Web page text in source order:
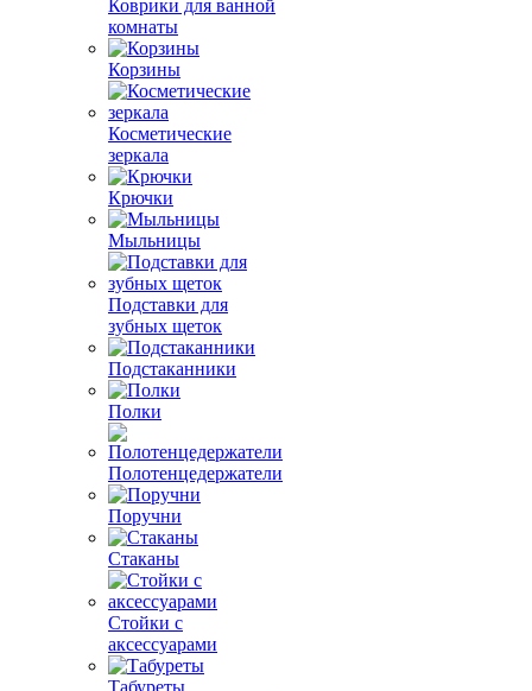
Коврики для ванной
комнаты
Корзины
Косметические
зеркала
Крючки
Мыльницы
Подставки для
зубных щеток
Подстаканники
Полки
Полотенцедержатели
Поручни
Стаканы
Стойки с
аксессуарами
Табуреты